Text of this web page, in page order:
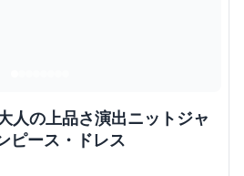
人の上品さ演出ニットジャ
ピース・ドレス